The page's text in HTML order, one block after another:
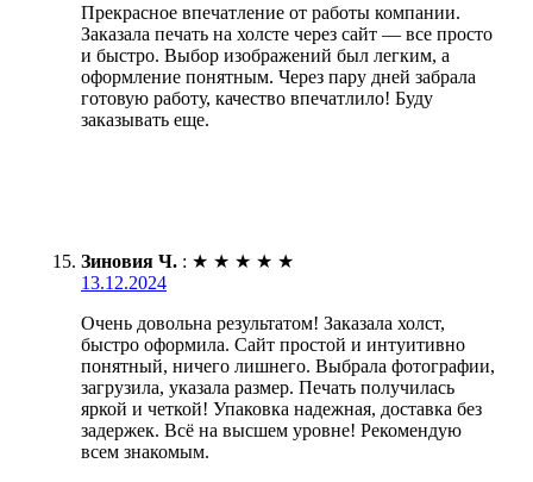
Прекрасное впечатление от работы компании.
Заказала печать на холсте через сайт — все просто
и быстро. Выбор изображений был легким, а
оформление понятным. Через пару дней забрала
готовую работу, качество впечатлило! Буду
заказывать еще.
Зиновия Ч. : ★ ★ ★ ★ ★
13.12.2024
Очень довольна результатом! Заказала холст,
быстро оформила. Сайт простой и интуитивно
понятный, ничего лишнего. Выбрала фотографии,
загрузила, указала размер. Печать получилась
яркой и четкой! Упаковка надежная, доставка без
задержек. Всё на высшем уровне! Рекомендую
всем знакомым.